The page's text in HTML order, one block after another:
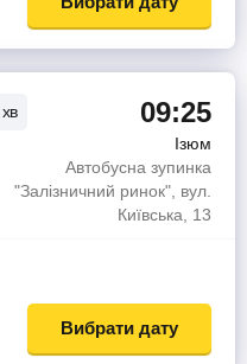
хв 09:25
Ізюм
Автобусна зупинка
"Залізничний ринок", вул.
Київська, 13
Вибрати дату